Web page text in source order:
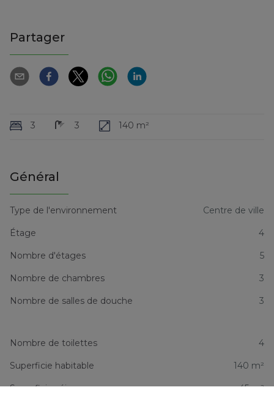
Partager
3 3 140 m²
Général
Type de l'environnement Centre de ville
Étage 4
Nombre d'étages 5
Nombre de chambres 3
Nombre de salles de douche 3
Nombre de toilettes 4
Superficie habitable 140 m²
Superficie séjour 45 m²